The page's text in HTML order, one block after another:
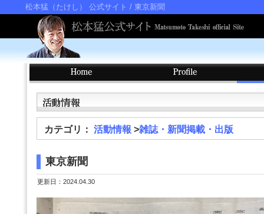
松本猛（たけし） 公式サイト / 東京新聞
カテゴリ： 活動情報 >雑誌・新聞掲載・出版
東京新聞
更新日：2024.04.30